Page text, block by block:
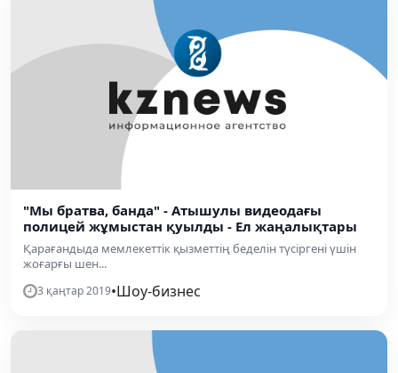
"Мы братва, банда" - Атышулы видеодағы
полицей жұмыстан қуылды - Ел жаңалықтары
Қарағандыда мемлекеттік қызметтің беделін түсіргені үшін
жоғарғы шен...
3 қаңтар 2019•Шоу-бизнес